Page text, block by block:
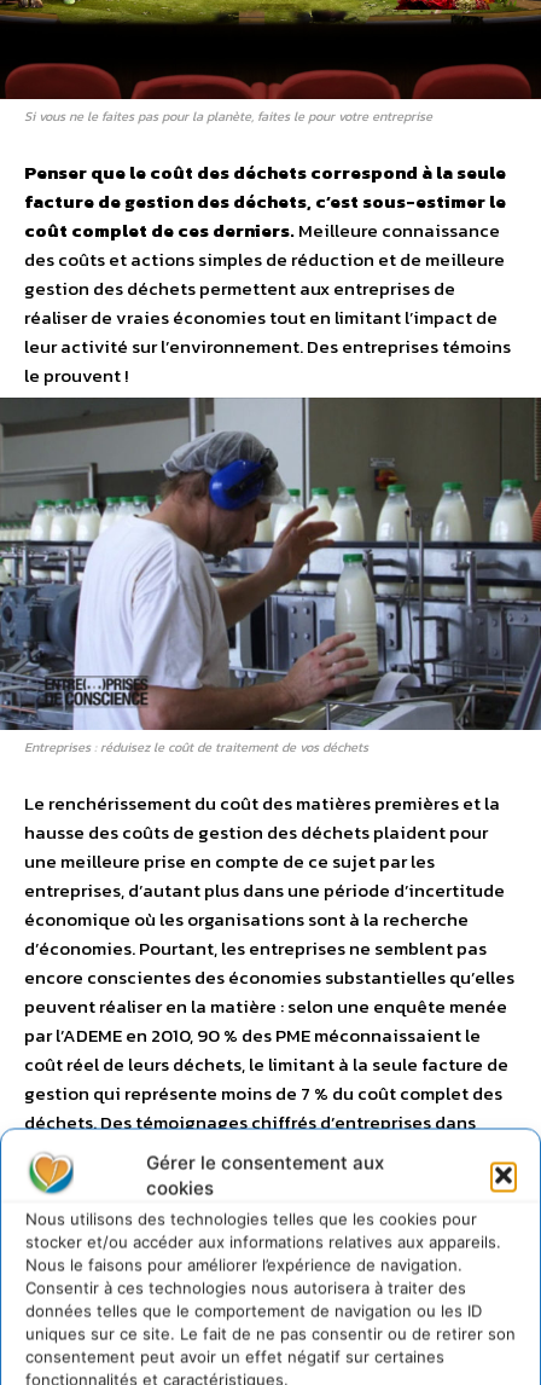
Gérer le consentement aux
cookies
Nous utilisons des technologies telles que les cookies pour
stocker et/ou accéder aux informations relatives aux appareils.
Nous le faisons pour améliorer l’expérience de navigation.
Consentir à ces technologies nous autorisera à traiter des
données telles que le comportement de navigation ou les ID
uniques sur ce site. Le fait de ne pas consentir ou de retirer son
consentement peut avoir un effet négatif sur certaines
fonctionnalités et caractéristiques.
Si vous ne le faites pas pour la planète, faites le pour votre entreprise
Penser que le coût des déchets correspond à la seule
facture de gestion des déchets, c’est sous-estimer le
coût complet de ces derniers.Meilleure connaissance
des coûts et actions simples de réduction et de meilleure
gestion des déchets permettent aux entreprises de
réaliser de vraies économies tout en limitant l’impact de
leur activité sur l’environnement. Des entreprises témoins
le prouvent !
Entreprises : réduisez le coût de traitement de vos déchets
Le renchérissement du coût des matières premières et la
hausse des coûts de gestion des déchets plaident pour
une meilleure prise en compte de ce sujet par les
entreprises, d’autant plus dans une période d’incertitude
économique où les organisations sont à la recherche
d’économies. Pourtant, les entreprises ne semblent pas
encore conscientes des économies substantielles qu’elles
peuvent réaliser en la matière : selon une enquête menée
par l’ADEME en 2010, 90 % des PME méconnaissaient le
coût réel de leurs déchets, le limitant à la seule facture de
gestion qui représente moins de 7 % du coût complet des
déchets. Des témoignages chiffrés d’entreprises dans
différents secteurs d’activité (imprimerie, métallurgie,
plasturgie, agroalimentaire…) qui ont réalisé des
économies en réduisant et en prenant mieux en compte la
gestion de leurs déchets, ont pour objectif de faire
prendre conscience aux entreprises des potentiels
possibles d’économies à réaliser.
Collectivités